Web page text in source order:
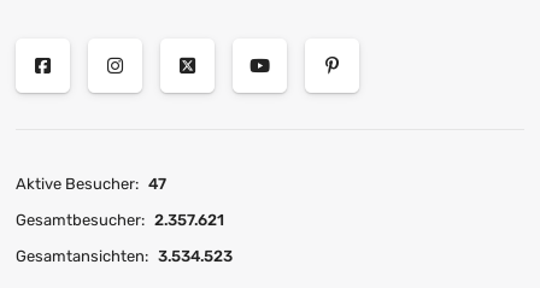
Aktive Besucher: 47
Gesamtbesucher: 2.357.621
Gesamtansichten: 3.534.523